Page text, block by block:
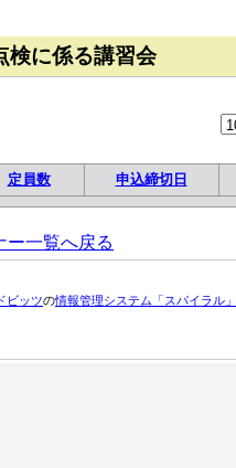
検に係る講習会
定員数 申込締切日
ー一覧へ戻る
ビッツの情報管理システム「スパイラル」